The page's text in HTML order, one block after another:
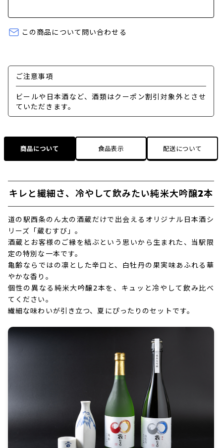
この商品について問い合わせる
ご注意事項
ビールや日本酒など、酒類はクーポン割引対象外とさせ
ていただきます。
商品について 食品表示 配送について
キレと繊細さ、冷やして飲みたい純米大吟醸2本
道の駅西条のん太の酒蔵だけで出会えるオリジナル日本酒シ
リーズ「蔵むすび」。
酒蔵とお客様のご縁を結ぶという思いから生まれた、当駅限
定の特別な一本です。
亀齢ならではの凛とした辛口と、白牡丹の果実味あふれる華
やかな香り。
個性の異なる純米大吟醸2本を、キュッと冷やして飲み比べ
てください。
繊細な味わいが引き立つ、夏にぴったりのセットです。